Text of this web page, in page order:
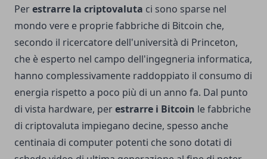
Perestrarre la criptovaluta ci sono sparse nel
mondo vere e proprie fabbriche di Bitcoin che,
secondo il ricercatore dell'università di Princeton,
che è esperto nel campo dell'ingegneria informatica,
hanno complessivamente raddoppiato il consumo di
energia rispetto a poco più di un anno fa. Dal punto
di vista hardware, perestrarre i Bitcoin le fabbriche
di criptovaluta impiegano decine, spesso anche
centinaia di computer potenti che sono dotati di